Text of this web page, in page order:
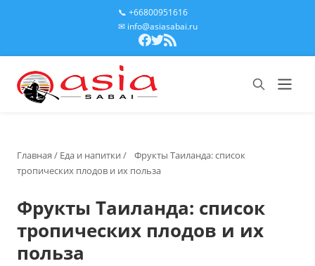
📞 +66800951616
✉ info@asiasabai.ru
Главная / Еда и напитки /
Фрукты Таиланда: список
тропических плодов и их польза
Фрукты Таиланда: список
тропических плодов и их
польза